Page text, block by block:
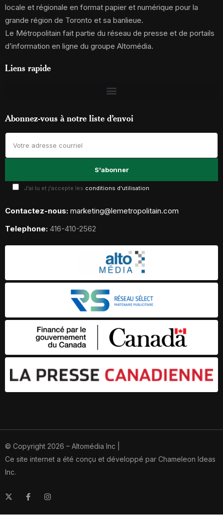
locale et régionale en format papier et numérique pour la
grande région de Toronto et sa banlieue.
Le Métropolitain fait partie du réseau de presse et de portails
d’information en ligne du groupe Altomédia.
Liens rapide
Abonnez-vous à notre liste d’envoi
J'ai lu et j'accepte les conditions d'utilisation
Contactez-nous: marketing@lemetropolitain.com
Telephone: 416-410-2562
© Copyright 2026 – Altomédia Inc |
Ce site internet a été conçu et développé par Chameleon Ideas
Inc.